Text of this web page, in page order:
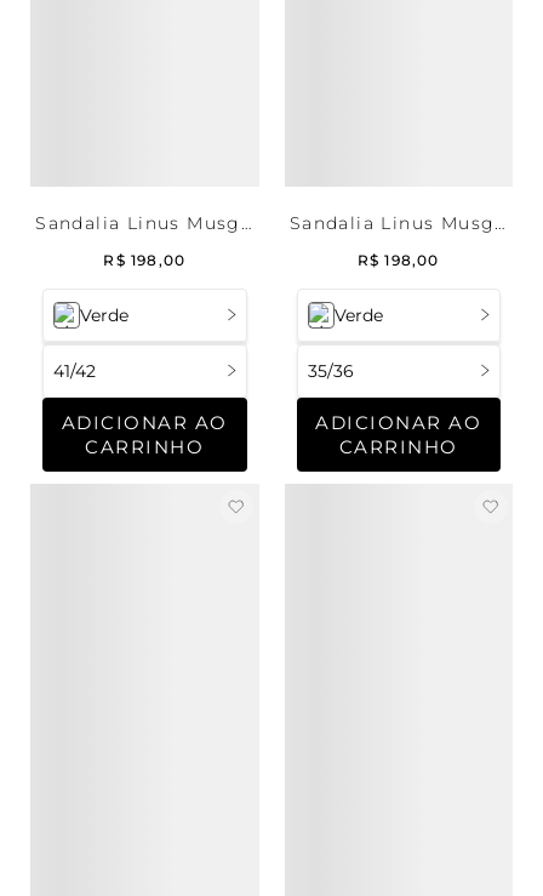
Verde
41/42
ADICIONAR AO
CARRINHO
Sandalia Linus Musgo
- 41/42
R$ 198,00
Verde
35/36
ADICIONAR AO
CARRINHO
Sandalia Linus Musgo
- 35/36
R$ 198,00